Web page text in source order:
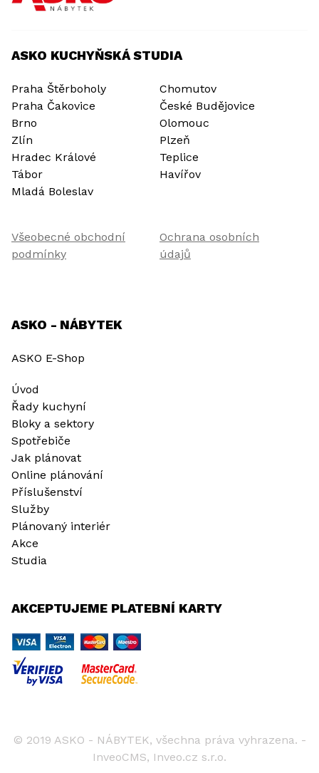
ASKO KUCHYŇSKÁ STUDIA
Praha Štěrboholy
Praha Čakovice
Brno
Zlín
Hradec Králové
Tábor
Mladá Boleslav
Chomutov
České Budějovice
Olomouc
Plzeň
Teplice
Havířov
Všeobecné obchodní
podmínky
Ochrana osobních
údajů
ASKO - NÁBYTEK
ASKO E-Shop
Úvod
Řady kuchyní
Bloky a sektory
Spotřebiče
Jak plánovat
Online plánování
Příslušenství
Služby
Plánovaný interiér
Akce
Studia
AKCEPTUJEME PLATEBNÍ KARTY
© 2019 ASKO - NÁBYTEK, všechna práva vyhrazena. -
InveoCMS, Inveo.cz s.r.o.